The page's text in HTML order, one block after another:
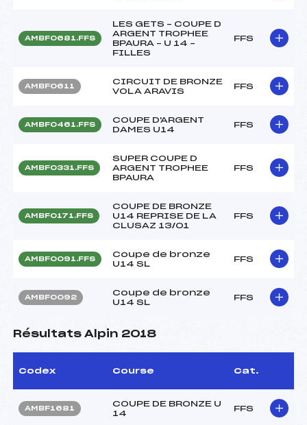
AMBF0681.FFS
LES GETS – COUPE D
ARGENT TROPHEE
BPAURA – U 14 –
FILLES
FFS
AMBF0611
CIRCUIT DE BRONZE
VOLA ARAVIS
FFS
AMBF0461.FFS
COUPE D'ARGENT
DAMES U14
FFS
AMBF0331.FFS
SUPER COUPE D
ARGENT TROPHEE
BPAURA
FFS
AMBF0171.FFS
COUPE DE BRONZE
U14 REPRISE DE LA
CLUSAZ 13/01
FFS
AMBF0091.FFS
Coupe de bronze
U14 SL
FFS
AMBF0092
Coupe de bronze
U14 SL
FFS
Résultats Alpin 2018
Codex Course Cat.
AMBF1681
COUPE DE BRONZE U
14
FFS